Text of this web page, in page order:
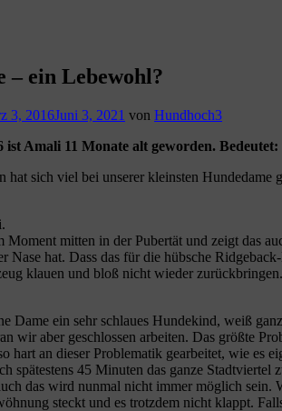
– ein Lebewohl?
3, 2016Juni 3, 2021 von Hundhoch3
ist Amali 11 Monate alt geworden.
hat sich viel bei unserer kleinsten
mitten in der Pubertät und zeigt das
Nase hat. Dass das für die hübsche
klauen und bloß nicht wieder
Dame ein sehr schlaues Hundekind, weiß
wir aber geschlossen arbeiten. Das größte
hart an dieser Problematik gearbeitet, wie
spätestens 45 Minuten das ganze
das wird nunmal nicht immer möglich
steckt und es trotzdem nicht klappt.